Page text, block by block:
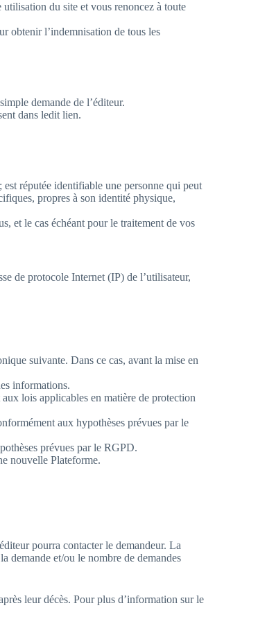
utilisation du site et vous renoncez à toute
obtenir l’indemnisation de tous les
demande de l’éditeur.
dans ledit lien.
réputée identifiable une personne qui peut
propres à son identité physique,
et le cas échéant pour le traitement de vos
de protocole Internet (IP) de l’utilisateur,
suivante. Dans ce cas, avant la mise en
informations.
lois applicables en matière de protection
aux hypothèses prévues par le
prévues par le RGPD.
nouvelle Plateforme.
pourra contacter le demandeur. La
demande et/ou le nombre de demandes
leur décès. Pour plus d’information sur le